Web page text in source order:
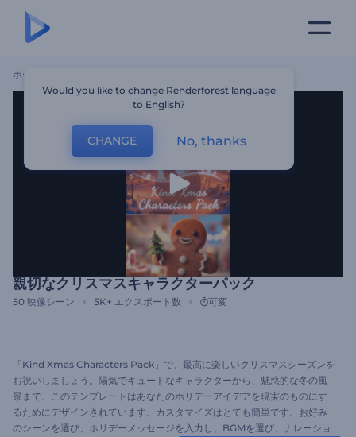
ホーム
親切なクリスマスキャラクターパック
50 映像シーン 5K+ エクスポート数 可変
「Kind Xmas Characters Pack」で、最高に楽しいクリスマスシーズンを
お祝いしましょう。陽気でキュートなキャラクターから、魅惑的な冬の風
景まで、このテンプレートはあなたのホリデーアイデアを現実のものにす
るためにデザインされています。カスタマイズはとても簡単です。お好み
のシーンを選び、ホリデーメッセージを入力し、BGMを選び、ナレーショ
Would you like to change Renderforest language
to English?
CHANGE No, thanks